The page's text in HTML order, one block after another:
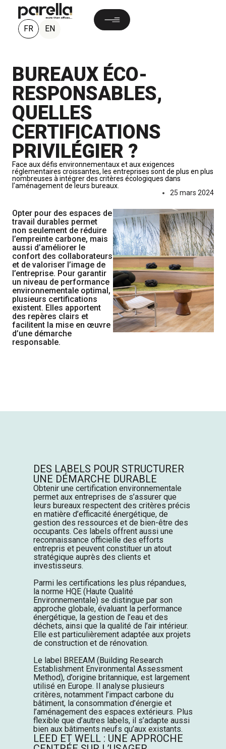
FR EN
BUREAUX ÉCO-
RESPONSABLES,
QUELLES
CERTIFICATIONS
PRIVILÉGIER ?
Face aux défis environnementaux et aux exigences
réglementaires croissantes, les entreprises sont de plus en plus
nombreuses à intégrer des critères écologiques dans
l’aménagement de leurs bureaux.
25 mars 2024
Opter pour des espaces de
travail durables permet
non seulement de réduire
l’empreinte carbone, mais
aussi d’améliorer le
confort des collaborateurs
et de valoriser l’image de
l’entreprise. Pour garantir
un niveau de performance
environnementale optimal,
plusieurs certifications
existent. Elles apportent
des repères clairs et
facilitent la mise en œuvre
d’une démarche
responsable.
DES LABELS POUR STRUCTURER
UNE DÉMARCHE DURABLE
Obtenir une certification environnementale
permet aux entreprises de s’assurer que
leurs bureaux respectent des critères précis
en matière d’efficacité énergétique, de
gestion des ressources et de bien-être des
occupants. Ces labels offrent aussi une
reconnaissance officielle des efforts
entrepris et peuvent constituer un atout
stratégique auprès des clients et
investisseurs.
Parmi les certifications les plus répandues,
la norme HQE (Haute Qualité
Environnementale) se distingue par son
approche globale, évaluant la performance
énergétique, la gestion de l’eau et des
déchets, ainsi que la qualité de l’air intérieur.
Elle est particulièrement adaptée aux projets
de construction et de rénovation.
Le label BREEAM (Building Research
Establishment Environmental Assessment
Method), d’origine britannique, est largement
utilisé en Europe. Il analyse plusieurs
critères, notamment l’impact carbone du
bâtiment, la consommation d’énergie et
l’aménagement des espaces extérieurs. Plus
flexible que d’autres labels, il s’adapte aussi
bien aux bâtiments neufs qu’aux existants.
LEED ET WELL : UNE APPROCHE